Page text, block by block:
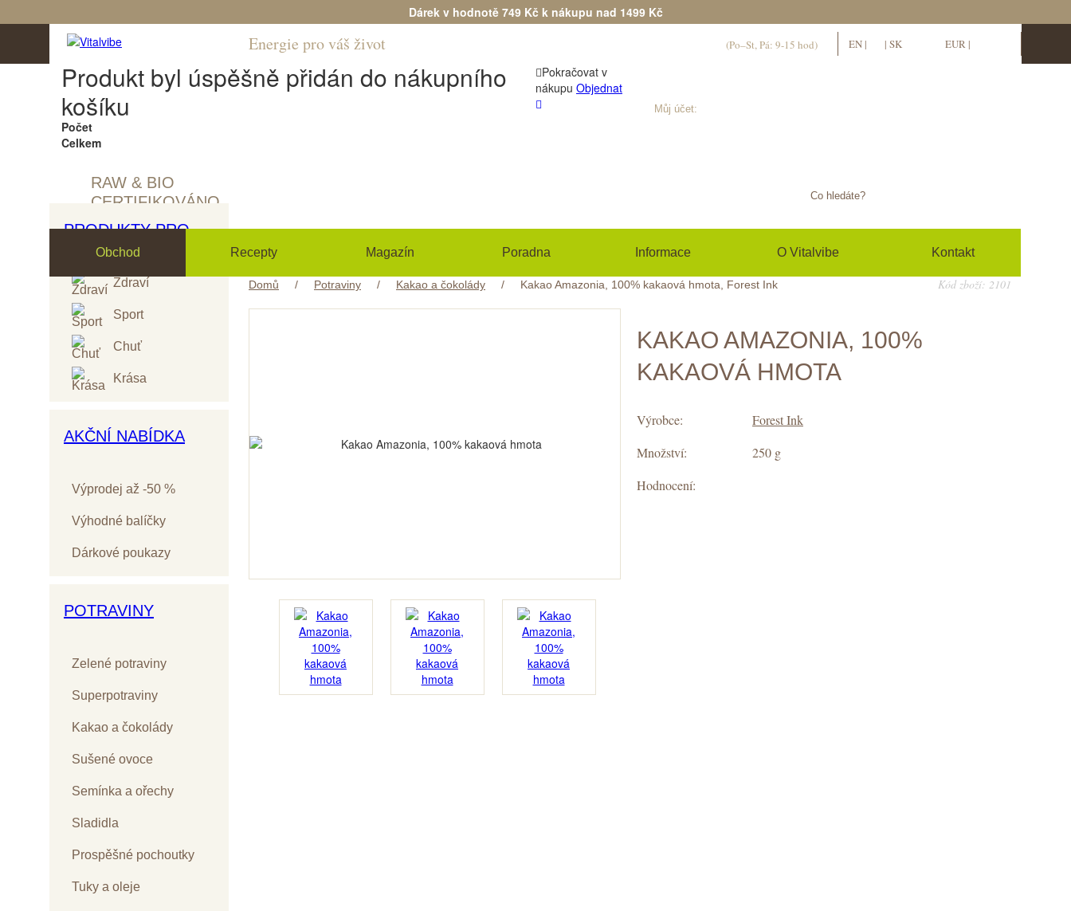
Dárek v hodnotě 749 Kč k nákupu nad 1499 Kč
EUR |
EN | | SK
(Po–St, Pá: 9-15 hod)
Energie pro váš život
Můj účet:
Produkt byl úspěšně přidán do nákupního
košíku
Počet
Celkem
Pokračovat v
nákupu Objednat
RAW & BIO
CERTIFIKOVÁNO
Obchod Recepty Magazín Poradna Informace O Vitalvibe Kontakt
PRODUKTY PRO
Zdraví
Sport
Chuť
Krása
AKČNÍ NABÍDKA
Výprodej až -50 %
Výhodné balíčky
Dárkové poukazy
POTRAVINY
Zelené potraviny
Superpotraviny
Kakao a čokolády
Sušené ovoce
Semínka a ořechy
Sladidla
Prospěšné pochoutky
Tuky a oleje
Domů / Potraviny / Kakao a čokolády / Kakao Amazonia, 100% kakaová hmota, Forest Ink Kód zboží: 2101
KAKAO AMAZONIA, 100%
KAKAOVÁ HMOTA
Výrobce:
Forest Ink
Množství:
250 g
Hodnocení: